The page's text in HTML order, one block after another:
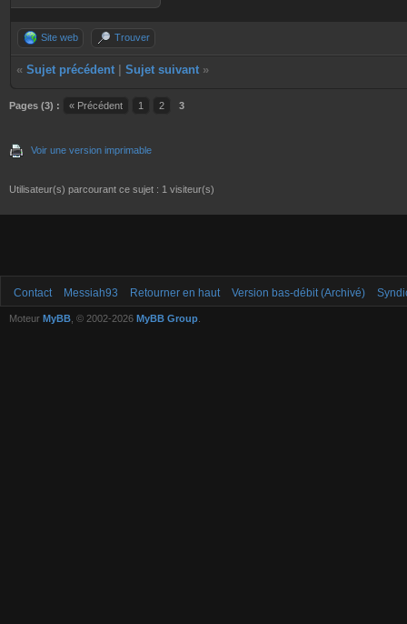
Site web Trouver
« Sujet précédent Sujet suivant »
Pages (3) : « Précédent 1 2 3
Voir une version imprimable
Utilisateur(s) parcourant ce sujet : 1 visiteur(s)
Contact Messiah93 Retourner en haut Version bas-débit (Archivé)
Moteur MyBB , © 2002-2026 MyBB Group